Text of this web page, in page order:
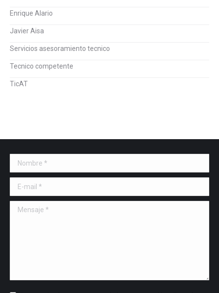
Enrique Alario
Javier Aisa
Servicios asesoramiento tecnico
Tecnico competente
TicAT
Nombre *
E-mail *
Mensaje *